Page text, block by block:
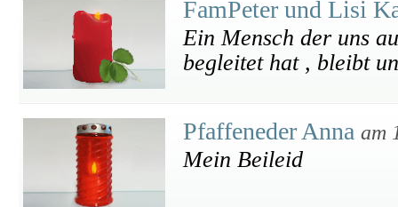
FamPeter und Lisi
Ein Mensch der uns
begleitet hat , bleibt
Pfaffeneder Anna am
Mein Beileid